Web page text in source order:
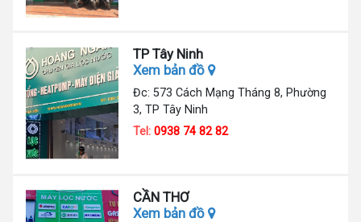
TP Tây Ninh
Xem bản đồ
Đc: 573 Cách Mạng Tháng 8, Phường
3, TP Tây Ninh
Tel:0938 74 82 82
CẦN THƠ
Xem bản đồ